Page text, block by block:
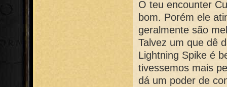
O teu encounter
bom. Porém ele
geralmente são
Talvez um que dê
Lightning Spike é
tivessemos mais
dá um poder de